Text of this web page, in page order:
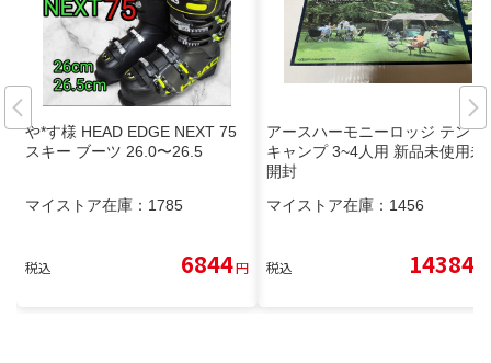
や*す様 HEAD EDGE NEXT 75
スキー ブーツ 26.0〜26.5
マイストア在庫： 1785
税込 6844円
アースハーモニーロッジ テント
キャンプ 3~4人用 新品未使用未
開封
マイストア在庫： 1456
税込 14384